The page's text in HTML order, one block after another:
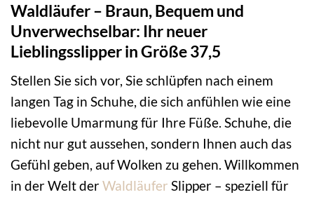
Waldläufer – Braun, Bequem und
Unverwechselbar: Ihr neuer
Lieblingsslipper in Größe 37,5
Stellen Sie sich vor, Sie schlüpfen nach einem
langen Tag in Schuhe, die sich anfühlen wie eine
liebevolle Umarmung für Ihre Füße. Schuhe, die
nicht nur gut aussehen, sondern Ihnen auch das
Gefühl geben, auf Wolken zu gehen. Willkommen
in der Welt derWaldläufer Slipper – speziell für